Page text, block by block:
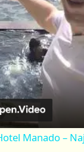
a
y
V
i
Manado –